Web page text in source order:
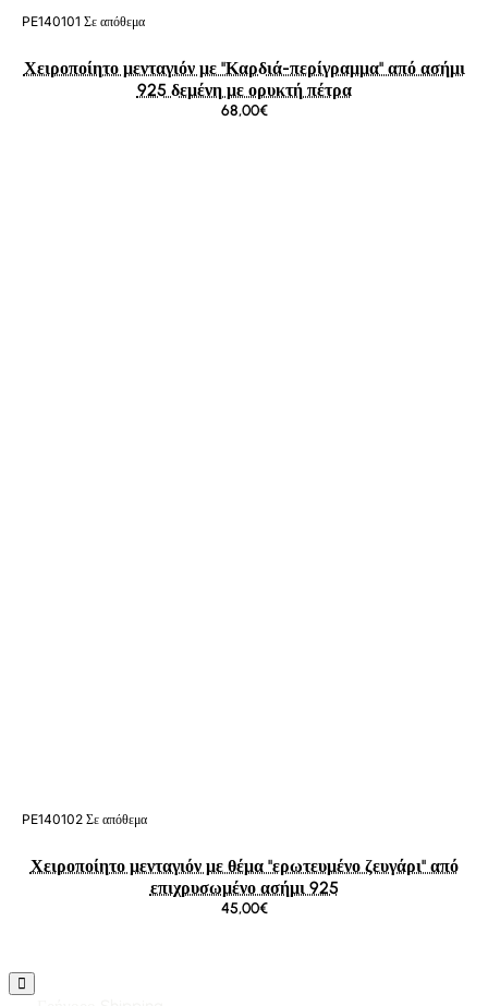
PE140101 Σε απόθεμα
Χειροποίητο μενταγιόν με ''Καρδιά-περίγραμμα'' από ασήμι
925 δεμένη με ορυκτή πέτρα
68,00€
PE140102 Σε απόθεμα
Χειροποίητο μενταγιόν με θέμα ''ερωτευμένο ζευγάρι'' από
επιχρυσωμένο ασήμι 925
45,00€